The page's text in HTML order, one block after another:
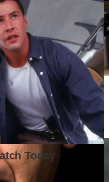
yang Sebenarnya